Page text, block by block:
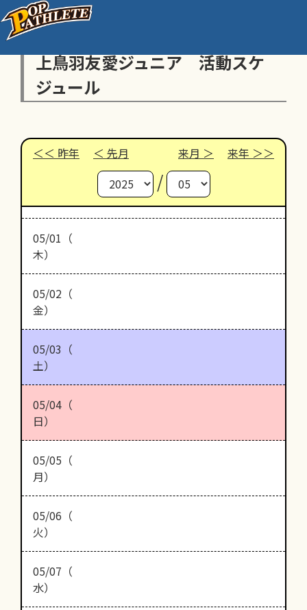
上鳥羽友愛ジュニア 活動スケ
ジュール
昨年 先月 来月 来年
/
05/01（
木）
05/02（
金）
05/03（
土）
05/04（
日）
05/05（
月）
05/06（
火）
05/07（
水）